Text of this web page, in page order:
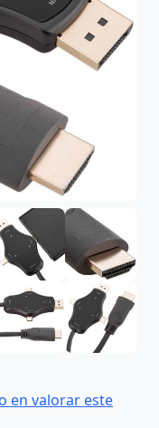
en valorar este